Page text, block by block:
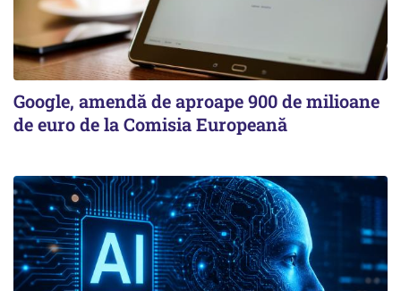
Google, amendă de aproape 900 de milioane
de euro de la Comisia Europeană